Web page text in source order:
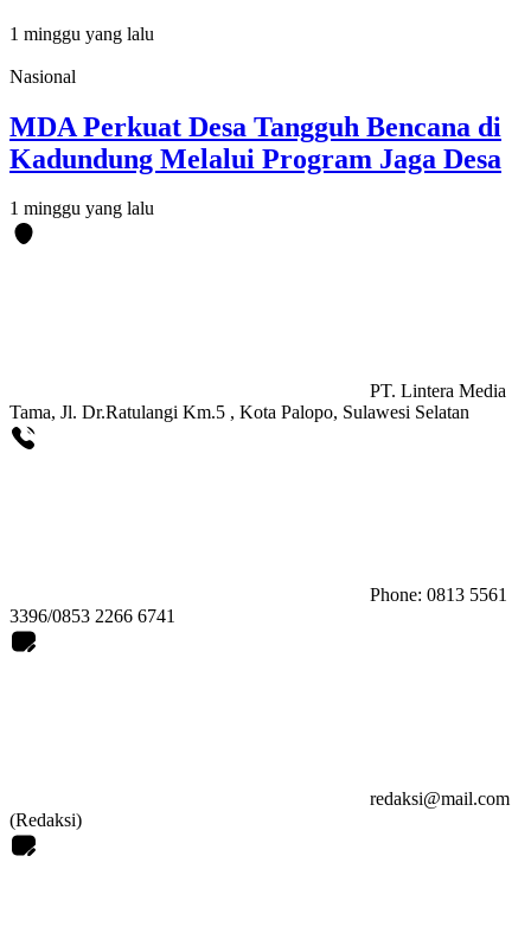
1 minggu yang lalu
Nasional
MDA Perkuat Desa Tangguh Bencana di
Kadundung Melalui Program Jaga Desa
1 minggu yang lalu
PT. Lintera Media
Tama, Jl. Dr.Ratulangi Km.5 , Kota Palopo, Sulawesi Selatan
Phone: 0813 5561
3396/0853 2266 6741
redaksi@mail.com
(Redaksi)